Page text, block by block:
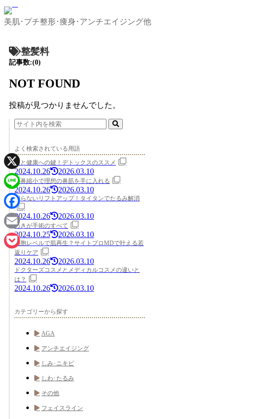
美肌･プチ整形･痩身･アンチエイジング他
整髪料
記事数:(0)
NOT FOUND
投稿が見つかりませんでした。
よく検索されている用語
美と健康への鍵！デトックスのススメ
2024.10.26 2026.03.10
小鼻縮小で理想の鼻筋を手に入れる
2024.10.26 2026.03.10
切らないリフトアップ！タイタンでたるみ解消
2024.10.26 2026.03.10
わきが手術のすべて
2024.10.25 2026.03.10
細胞レベルで肌再生？サイトプロMDで叶える若
返りケア
2024.10.26 2026.03.10
ドクターズコスメとメディカルコスメの違いと
は？
2024.10.26 2026.03.10
カテゴリーから探す
AGA
アンチエイジング
しみ･ニキビ
しわ･たるみ
その他
フェイスライン
X
Line
Facebook
Email
Pocket